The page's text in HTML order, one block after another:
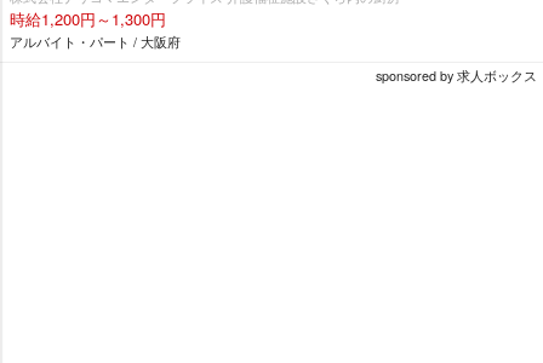
時給1,200円～1,300円
アルバイト・パート / 大阪府
sponsored by 求人ボックス